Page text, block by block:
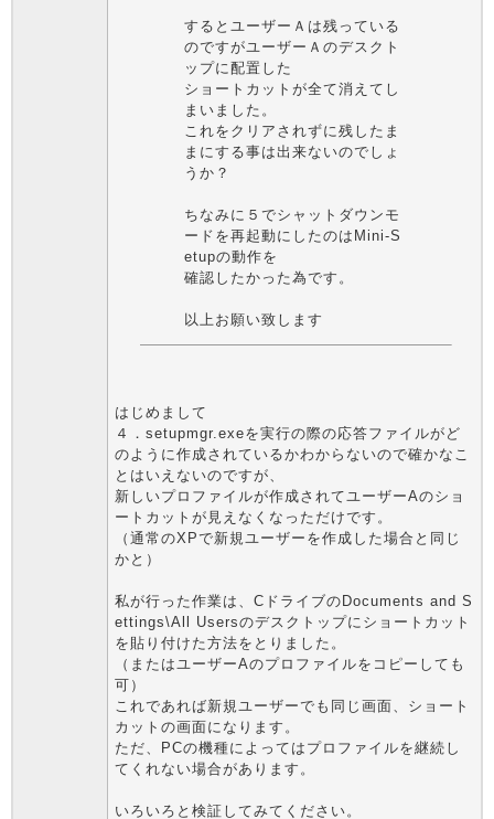
するとユーザーＡは残っている
のですがユーザーＡのデスクト
ップに配置した
ショートカットが全て消えてし
まいました。
これをクリアされずに残したま
まにする事は出来ないのでしょ
うか？
ちなみに５でシャットダウンモ
ードを再起動にしたのはMini-S
etupの動作を
確認したかった為です。
以上お願い致します
はじめまして
４．setupmgr.exeを実行の際の応答ファイルがど
のように作成されているかわからないので確かなこ
とはいえないのですが、
新しいプロファイルが作成されてユーザーAのショ
ートカットが見えなくなっただけです。
（通常のXPで新規ユーザーを作成した場合と同じ
かと）
私が行った作業は、CドライブのDocuments and S
ettings\All Usersのデスクトップにショートカット
を貼り付けた方法をとりました。
（またはユーザーAのプロファイルをコピーしても
可）
これであれば新規ユーザーでも同じ画面、ショート
カットの画面になります。
ただ、PCの機種によってはプロファイルを継続し
てくれない場合があります。
いろいろと検証してみてください。